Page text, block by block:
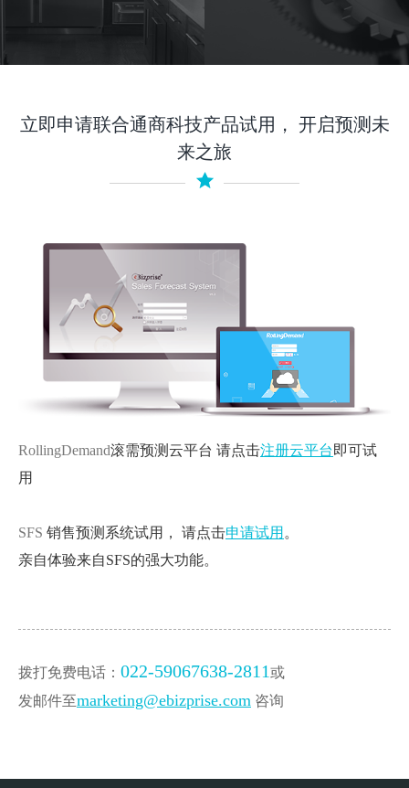
立即申请联合通商科技产品试用， 开启预测未
来之旅
RollingDemand滚需预测云平台 请点击注册云平台 即可试
用
SFS 销售预测系统试用， 请点击申请试用 。
亲自体验来自SFS的强大功能。
拨打免费电话： 022-59067638-2811或
发邮件至marketing@ebizprise.com 咨询